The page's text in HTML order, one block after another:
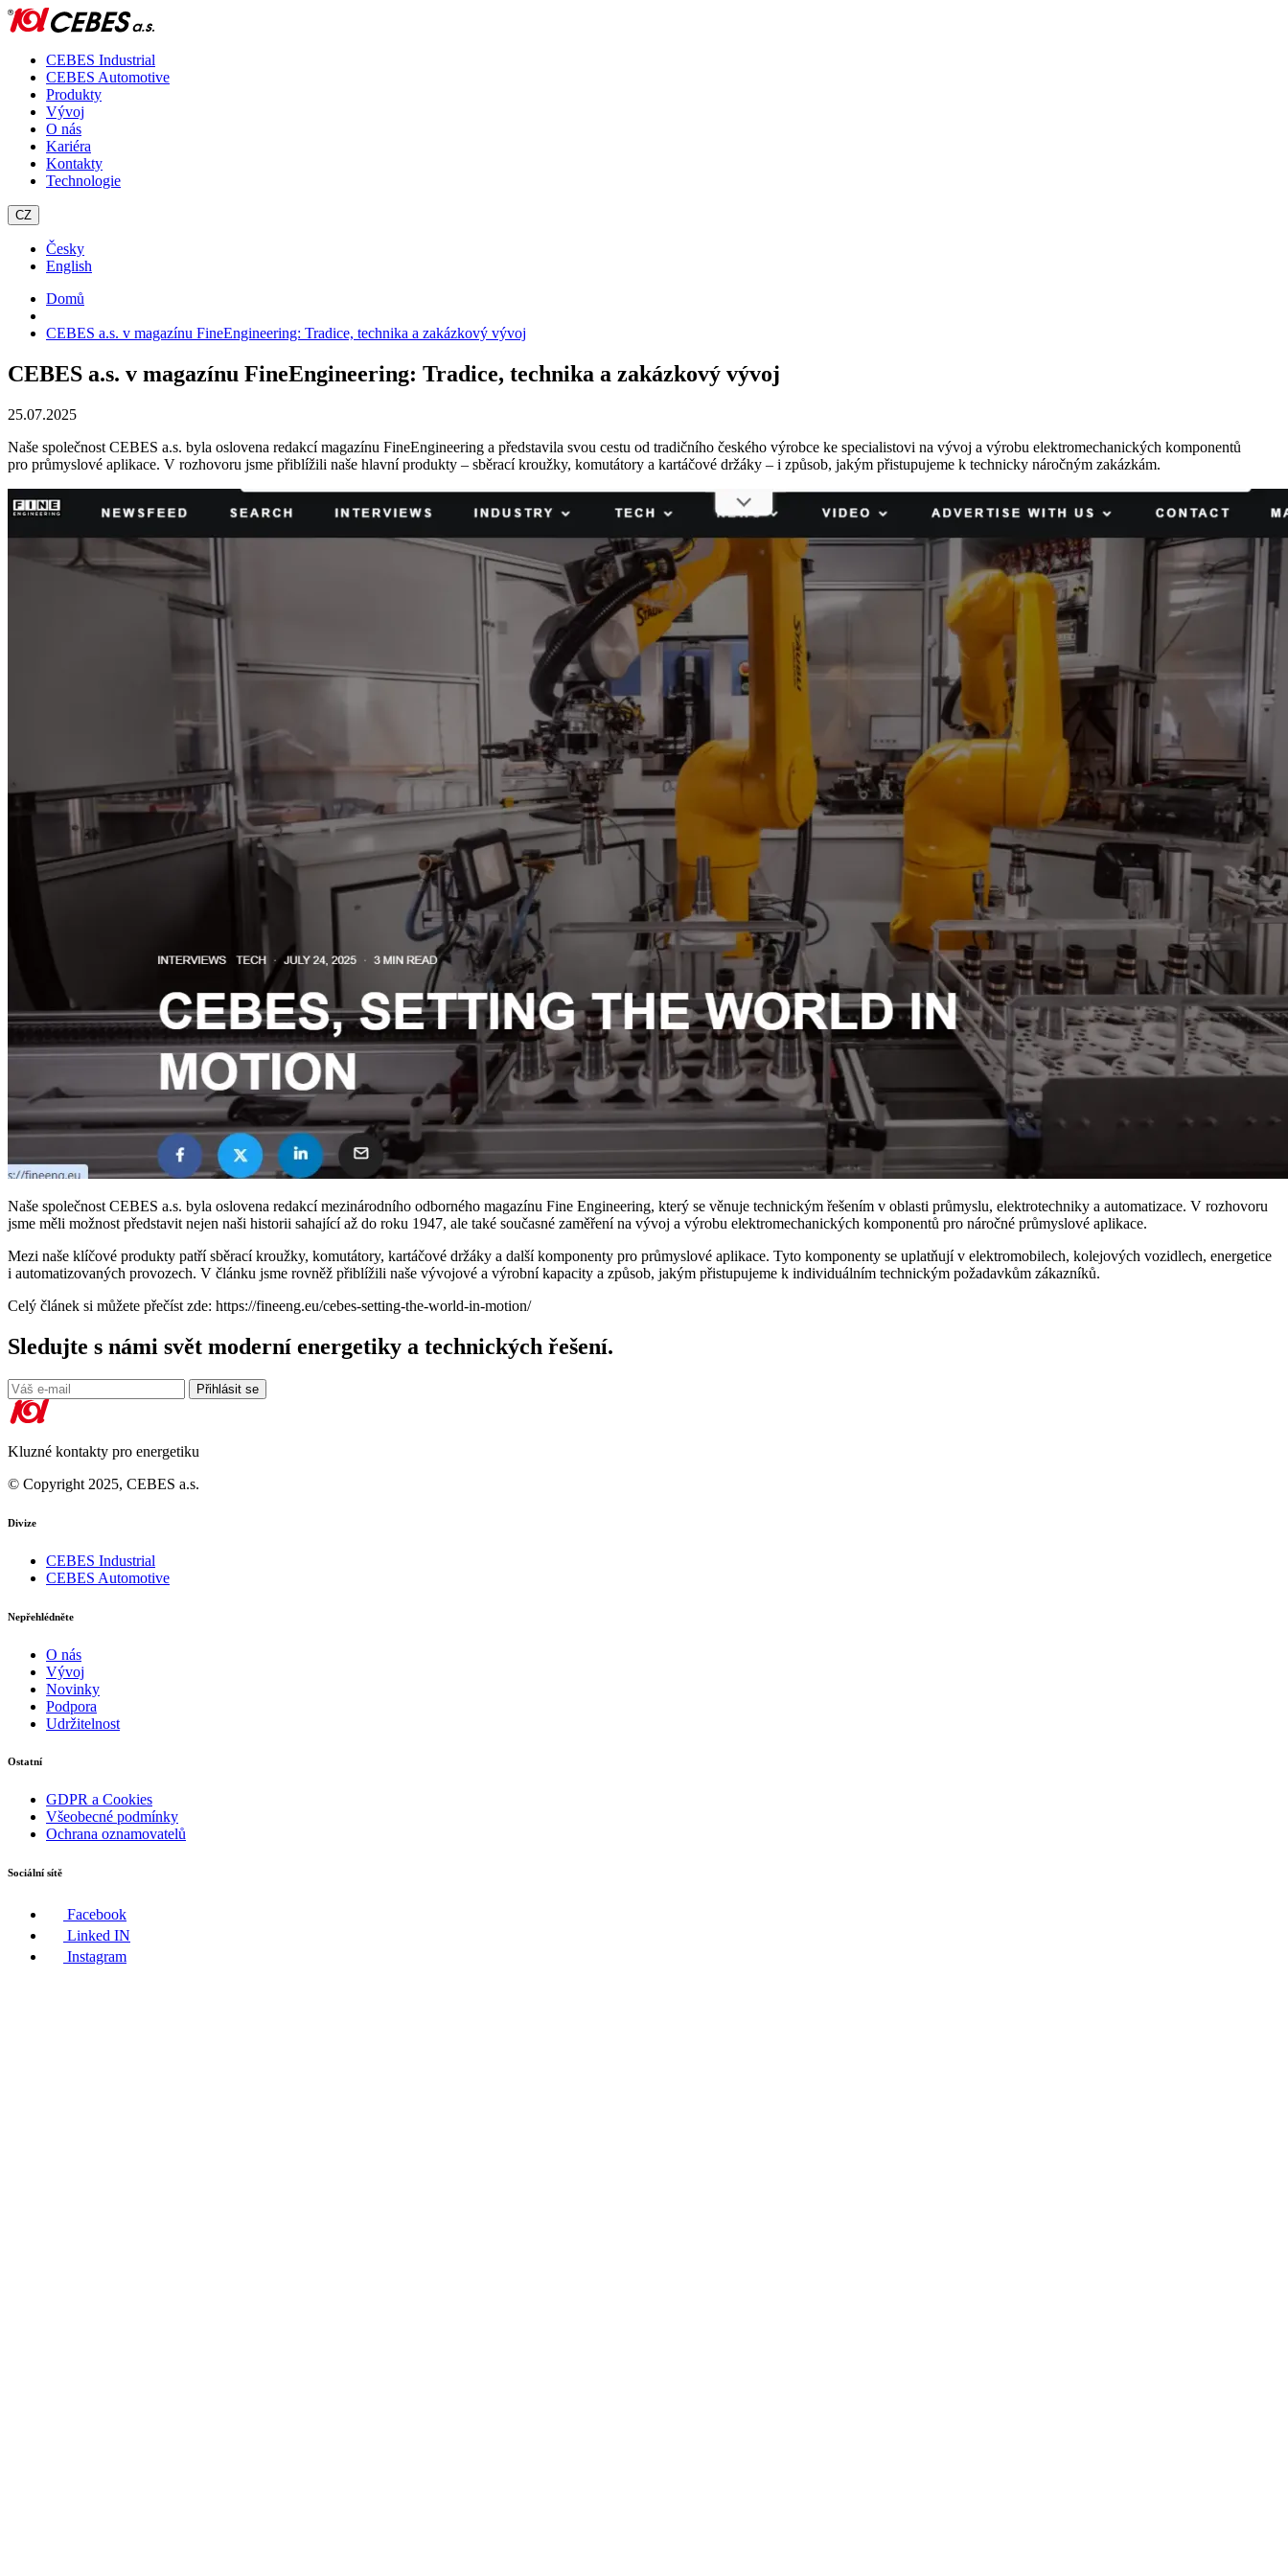
CEBES Industrial
CEBES Automotive
Produkty
Vývoj
O nás
Kariéra
Kontakty
Technologie
CZ
Česky
English
Domů
CEBES a.s. v magazínu FineEngineering: Tradice, technika a zakázkový vývoj
CEBES a.s. v magazínu FineEngineering: Tradice, technika a zakázkový vývoj
25.07.2025
Naše společnost CEBES a.s. byla oslovena redakcí magazínu FineEngineering a představila svou cestu od tradičního českého výrobce ke specialistovi na vývoj a výrobu elektromechanických komponentů
pro průmyslové aplikace. V rozhovoru jsme přiblížili naše hlavní produkty – sběrací kroužky, komutátory a kartáčové držáky – i způsob, jakým přistupujeme k technicky náročným zakázkám.
Naše společnost CEBES a.s. byla oslovena redakcí mezinárodního odborného magazínu Fine Engineering, který se věnuje technickým řešením v oblasti průmyslu, elektrotechniky a automatizace. V rozhovoru
jsme měli možnost představit nejen naši historii sahající až do roku 1947, ale také současné zaměření na vývoj a výrobu elektromechanických komponentů pro náročné průmyslové aplikace.
Mezi naše klíčové produkty patří sběrací kroužky, komutátory, kartáčové držáky a další komponenty pro průmyslové aplikace. Tyto komponenty se uplatňují v elektromobilech, kolejových vozidlech, energetice
i automatizovaných provozech. V článku jsme rovněž přiblížili naše vývojové a výrobní kapacity a způsob, jakým přistupujeme k individuálním technickým požadavkům zákazníků.
Celý článek si můžete přečíst zde: https://fineeng.eu/cebes-setting-the-world-in-motion/
Sledujte s námi svět moderní energetiky a technických řešení.
Přihlásit se
Kluzné kontakty pro energetiku
© Copyright 2025, CEBES a.s.
Divize
CEBES Industrial
CEBES Automotive
Nepřehlédněte
O nás
Vývoj
Novinky
Podpora
Udržitelnost
Ostatní
GDPR a Cookies
Všeobecné podmínky
Ochrana oznamovatelů
Sociální sítě
Facebook
Linked IN
Instagram